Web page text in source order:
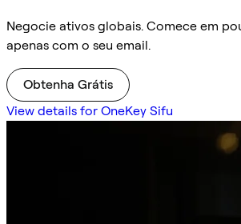
Negocie ativos globais. Comece em
apenas com o seu email.
Obtenha Grátis
View details for OneKey Sifu